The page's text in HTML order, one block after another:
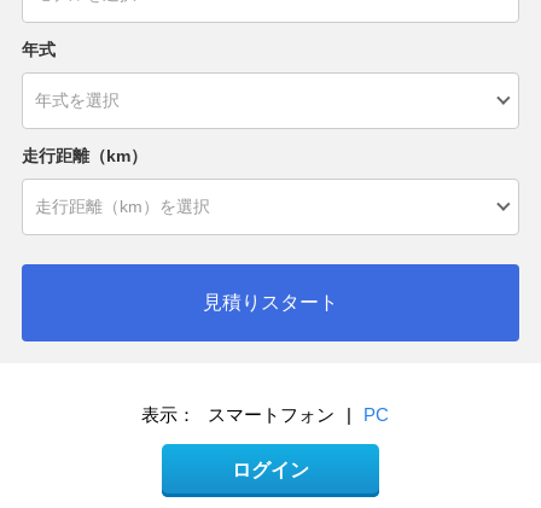
年式
走行距離（km）
見積りスタート
表示： スマートフォン | PC
ログイン